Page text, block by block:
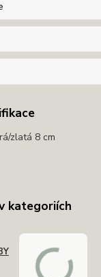
zlatá 8 cm
kategoriích